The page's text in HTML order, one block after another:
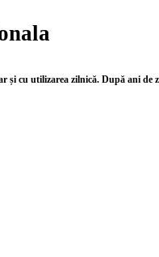
și cu utilizarea zilnică. După ani de